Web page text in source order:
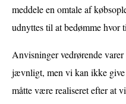
meddele en omtale af
udnyttes til at bedømme hvor
Anvisninger vedrørende
jævnligt, men vi kan ikke
måtte være realiseret efter at